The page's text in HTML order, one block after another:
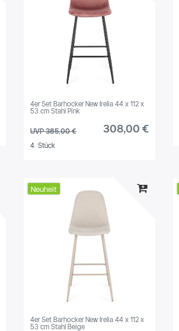
4er Set Barhocker New Irelia 44 x 112 x
53 cm Stahl Pink
UVP 385,00 € 308,00 €
4 Stück
Neuheit
4er Set Barhocker New Irelia 44 x 112 x
53 cm Stahl Beige